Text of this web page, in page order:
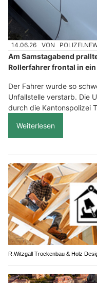
14.06.26 VON
Am Samstagabend
Rollerfahrer frontal in ein
Der Fahrer wurde so
Unfallstelle verstarb. Die
durch die Kantonspolizei
Weiterlesen
R.Witzgall Trockenbau & Holz